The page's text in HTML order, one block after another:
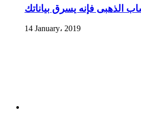
الذهبى فإنه يسرق بياناتك
14 January، 2019